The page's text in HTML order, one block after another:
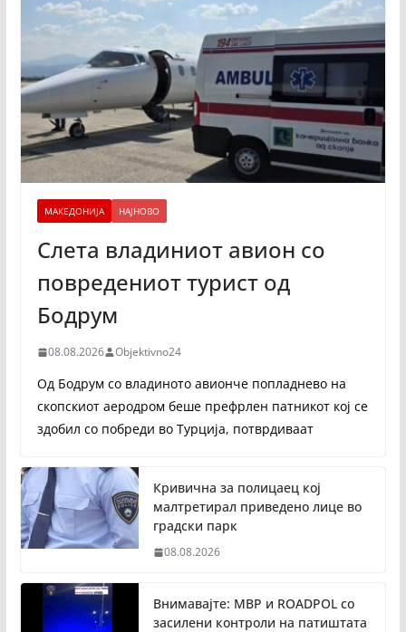
МАКЕДОНИЈА НАЈНОВО
Слета владиниот авион со
повредениот турист од
Бодрум
08.08.2026 Objektivno24
Од Бодрум со владиното авионче попладнево на
скопскиот аеродром беше префрлен патникот кој се
здобил со побреди во Турција, потврдиваат
Кривична за полицаец кој
малтретирал приведено лице во
градски парк
08.08.2026
Внимавајте: МВР и ROADPOL со
засилени контроли на патиштата